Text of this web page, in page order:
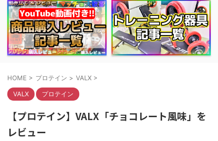
HOME > プロテイン > VALX >
VALX プロテイン
【プロテイン】VALX「チョコレート風味」を
レビュー